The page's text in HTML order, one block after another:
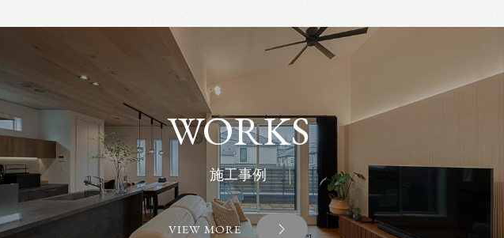
WORKS
施工事例
VIEW MORE